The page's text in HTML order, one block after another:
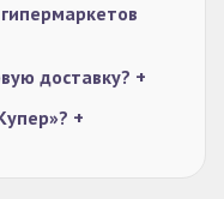
доставку? +
+